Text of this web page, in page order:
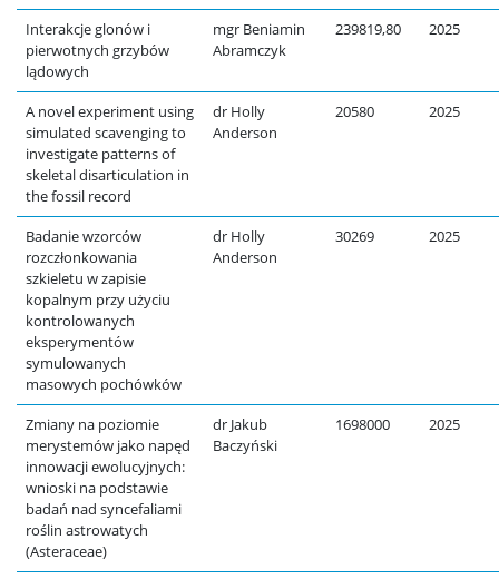
Interakcje glonów i
pierwotnych grzybów
lądowych
mgr Beniamin
Abramczyk
239819,80 2025
A novel experiment using
simulated scavenging to
investigate patterns of
skeletal disarticulation in
the fossil record
dr Holly
Anderson
20580 2025
Badanie wzorców
rozczłonkowania
szkieletu w zapisie
kopalnym przy użyciu
kontrolowanych
eksperymentów
symulowanych
masowych pochówków
dr Holly
Anderson
30269 2025
Zmiany na poziomie
merystemów jako napęd
innowacji ewolucyjnych:
wnioski na podstawie
badań nad syncefaliami
roślin astrowatych
(Asteraceae)
dr Jakub
Baczyński
1698000 2025